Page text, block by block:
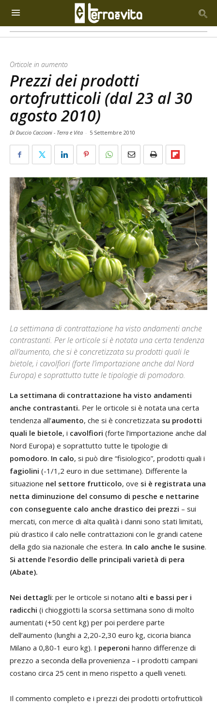
Orticole in aumento
Prezzi dei prodotti
ortofrutticoli (dal 23 al 30
agosto 2010)
Di Duccio Caccioni - Terra e Vita - 5 Settembre 2010
La settimana di contrattazione ha visto andamenti anche
contrastanti. Per le orticole si è notata una certa tendenza
all’aumento, che si è concretizzata su prodotti quali le
bietole, i cavolfiori (forte l’importazione anche dal Nord
Europa) e soprattutto tutte le tipologie di pomodoro.
La settimana di contrattazione ha visto andamenti
anche contrastanti. Per le orticole si è notata una certa
tendenza all’aumento, che si è concretizzata su prodotti
quali le bietole, i cavolfiori (forte l’importazione anche dal
Nord Europa) e soprattutto tutte le tipologie di
pomodoro. In calo, si può dire “fisiologico”, prodotti quali i
fagiolini (-1/1,2 euro in due settimane). Differente la
situazione nel settore frutticolo, ove si è registrata una
netta diminuzione del consumo di pesche e nettarine
con conseguente calo anche drastico dei prezzi – sui
mercati, con merce di alta qualità i danni sono stati limitati,
più drastico il calo nelle contrattazioni con le grandi catene
della gdo sia nazionale che estera. In calo anche le susine.
Si attende l’esordio delle principali varietà di pera
(Abate).
Nei dettagli: per le orticole si notano alti e bassi per i
radicchi (i chioggiotti la scorsa settimana sono di molto
aumentati (+50 cent kg) per poi perdere parte
dell’aumento (lunghi a 2,20-2,30 euro kg, cicoria bianca
Milano a 0,80-1 euro kg). I peperoni hanno differenze di
prezzo a seconda della provenienza – i prodotti campani
costano circa 25 cent in meno rispetto a quelli veneti.
Il commento completo e i prezzi dei prodotti ortofrutticoli